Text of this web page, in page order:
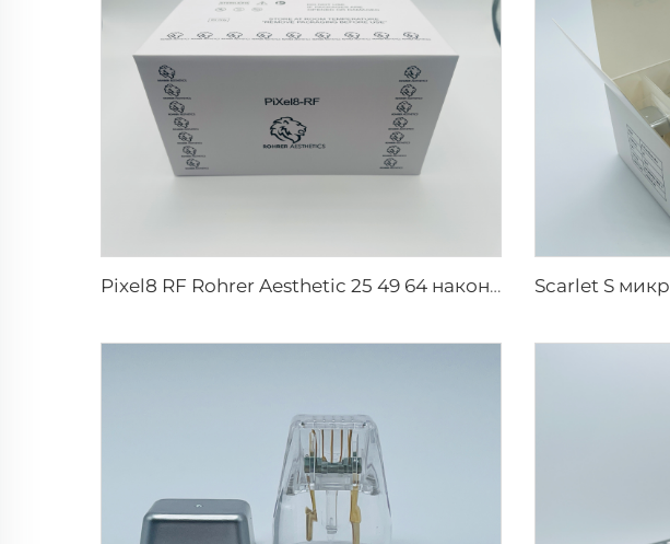
Pixel8 RF Rohrer Aesthetic 25 49 64 наконечники